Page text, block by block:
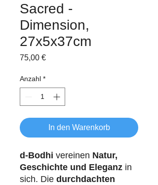
Sacred -
Dimension,
27x5x37cm
75,00 €Preis
Anzahl *
In den Warenkorb
d-Bodhi vereinen Natur,
Geschichte und Eleganz in
sich. Die durchdachten